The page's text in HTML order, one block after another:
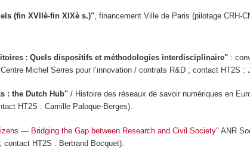
(fin XVIIè-fin XIXè s.)", financement Ville de Paris (pilotage CRH-
: Quels dispositifs et méthodologies interdisciplinaire":
Michel Serres pour l’innovation / contrats R&D ; contact HT2S :
: the Dutch Hub"/ Histoire des réseaux de savoir numériques en
HT2S : Camille Paloque-Berges).
— Bridging the Gap between Research and Civil Society" ANR
HT2S : Bertrand Bocquet).